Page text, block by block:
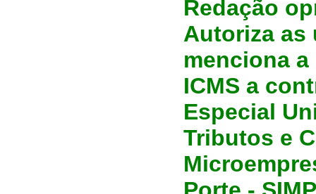
Redação
Autoriza as
menciona
ICMS a
Especial
Tributos e